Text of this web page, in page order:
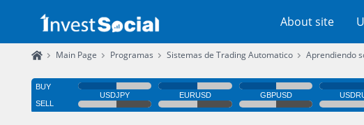
About site
Main Page Programas Sistemas de Trading Automatico Aprendiendo